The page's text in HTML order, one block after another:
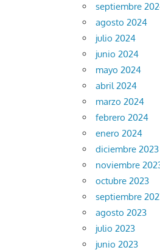
septiembre
agosto 2024
julio 2024
junio 2024
mayo 2024
abril 2024
marzo 2024
febrero 2024
enero 2024
diciembre 2023
noviembre
octubre 2023
septiembre
agosto 2023
julio 2023
junio 2023